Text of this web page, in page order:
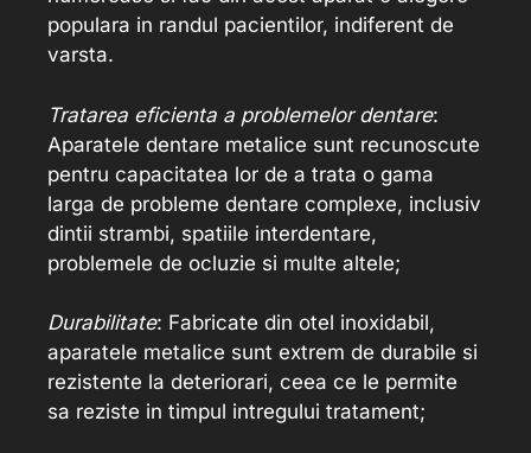
populara in randul pacientilor, indiferent de
varsta.
Tratarea eficienta a problemelor dentare:
Aparatele dentare metalice sunt recunoscute
pentru capacitatea lor de a trata o gama
larga de probleme dentare complexe, inclusiv
dintii strambi, spatiile interdentare,
problemele de ocluzie si multe altele;
Durabilitate: Fabricate din otel inoxidabil,
aparatele metalice sunt extrem de durabile si
rezistente la deteriorari, ceea ce le permite
sa reziste in timpul intregului tratament;